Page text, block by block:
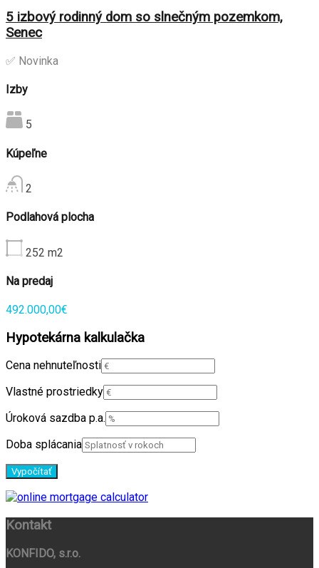
5 izbový rodinný dom so slnečným pozemkom,
Senec
✅ Novinka
Izby
5
Kúpeľne
2
Podlahová plocha
252 m2
Na predaj
492.000,00€
Hypotekárna kalkulačka
Cena nehnuteľnosti
Vlastné prostriedky
Úroková sazdba p.a.
Doba splácania
Kontakt
KONFIDO, s.r.o.